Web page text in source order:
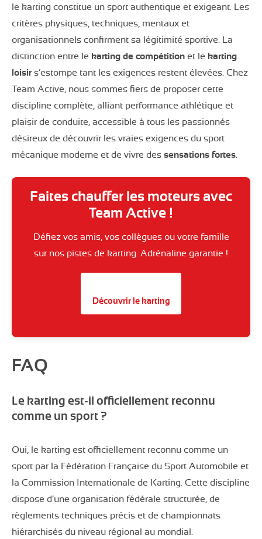
le karting constitue un sport authentique et exigeant. Les
critères physiques, techniques, mentaux et
organisationnels confirment sa légitimité sportive. La
distinction entre le karting de compétition et le karting
loisirs’estompe tant les exigences restent élevées. Chez
Team Active, nous sommes fiers de proposer cette
discipline complète, alliant performance athlétique et
plaisir de conduite, accessible à tous les passionnés
désireux de découvrir les vraies exigences du sport
mécanique moderne et de vivre des sensations fortes
Faites chauffer les moteurs avec
Team Active !
Défiez vos amis, vos collègues ou votre famille
sur nos pistes de karting. Adrénaline garantie !
Découvrir le karting
FAQ
Le karting est-il officiellement reconnu
comme un sport ?
Oui, le karting est officiellement reconnu comme un
sport par la Fédération Française du Sport Automobile et
la Commission Internationale de Karting. Cette discipline
dispose d’une organisation fédérale structurée, de
règlements techniques précis et de championnats
hiérarchisés du niveau régional au mondial.